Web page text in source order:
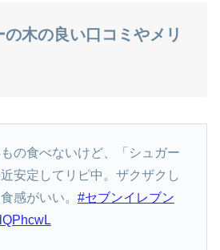
木の良い口コミやメリ
の食べないけど、「シュガー
安定してリピ中。ザクザクし
感がいい。 #セブンイレブン